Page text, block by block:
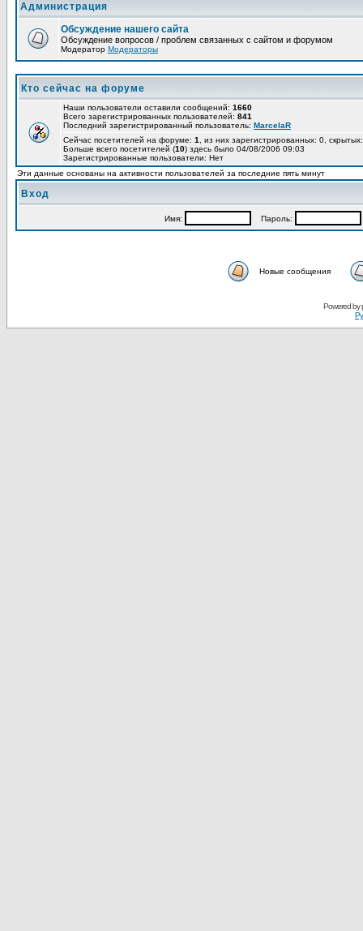
Администрация
Обсуждение нашего сайта
Обсуждение вопросов / проблем связанных с сайтом и форумом
Модератор Модераторы
Кто сейчас на форуме
Наши пользователи оставили сообщений: 1660
Всего зарегистрированных пользователей: 841
Последний зарегистрированный пользователь: MarcelaR
Сейчас посетителей на форуме: 1
, из них зарегистрированных: 0,
Больше всего посетителей (10) здесь было 04/08/2006 09:03
Зарегистрированные пользователи: Нет
Эти данные основаны на активности пользователей за последние пять минут
Вход
Имя: Пароль:
Новые сообщения
Powered by